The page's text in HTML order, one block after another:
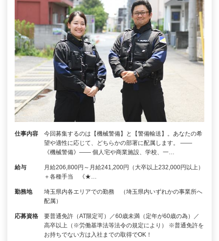
仕事内容
今回募集するのは【機械警備】と【警備輸送】。あなたの希
望や適性に応じて、どちらかの部署に配属します。 ――
《機械警備》―― 個人宅や商業施設、学校、一…
給与
月給206,800円～月給241,200円（大卒以上232,000円以上）
＋各種手当 《★…
勤務地
埼玉県内各エリアでの勤務 （埼玉県内いずれかの事業所へ
配属）
応募資格
要普通免許（AT限定可）／60歳未満（定年が60歳の為）／
高卒以上（※労働基準法等法令の規定により） ※普通免許を
お持ちでない方は入社までの取得でOK！